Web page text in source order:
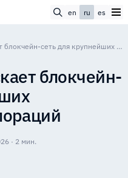
en ru es
Digital Asset запускает блокчейн-сеть для крупнейших финансовых корпораций
блокчейн-
· 2 мин.